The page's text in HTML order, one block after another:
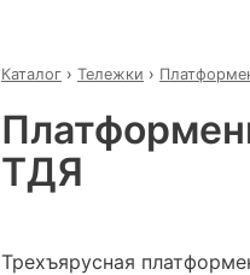
Каталог › Тележки ›
ТДЯ
Трехъярусная